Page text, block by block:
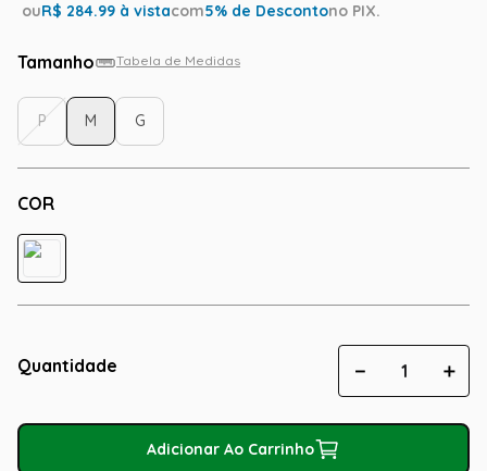
ouR$ 284.99 à vistacom5% de Descontono PIX.
Tamanho Tabela de Medidas
COR
P M G
Quantidade ＋
－
Adicionar Ao Carrinho